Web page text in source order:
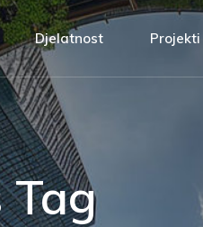
kvalitetom
Djelatnost
Projektna rješenja
Izvođenje radova
Automatika
Servis i održavanje
Projekti
Therm
kvalitetom
odgovornost
klijenti
Projektna rješenja
Upravljanje energijom
Tag